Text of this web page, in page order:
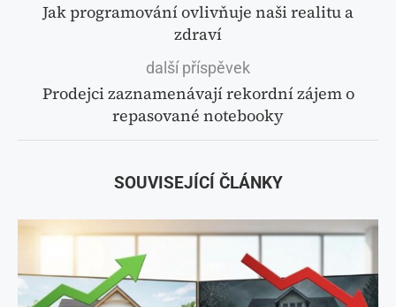
Jak programování ovlivňuje naši realitu a
zdraví
další příspěvek
Prodejci zaznamenávají rekordní zájem o
repasované notebooky
SOUVISEJÍCÍ ČLÁNKY